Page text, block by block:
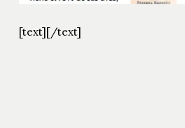
[text][/text]